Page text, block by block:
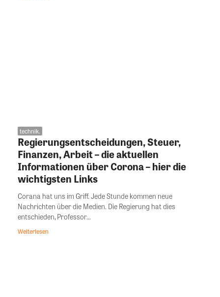
technik.
Regierungsentscheidungen, Steuer,
Finanzen, Arbeit – die aktuellen
Informationen über Corona – hier die
wichtigsten Links
Corana hat uns im Griff. Jede Stunde kommen neue
Nachrichten über die Medien. Die Regierung hat dies
entschieden, Professor...
Weiterlesen